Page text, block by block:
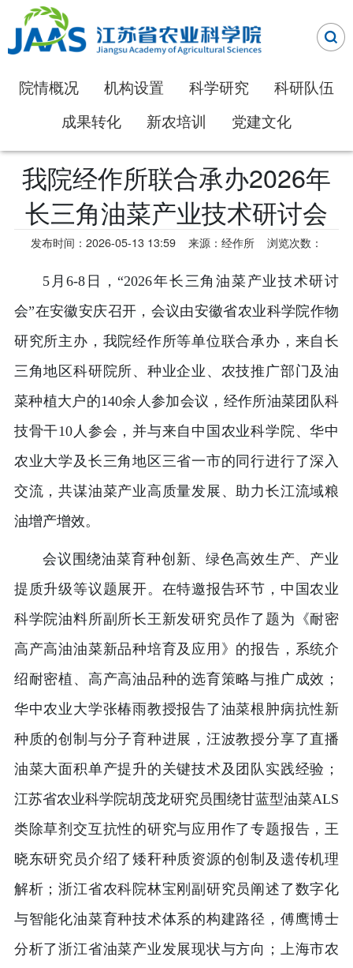
院情概况 机构设置 科学研究
科研队伍
成果转化
新农培训 党建文化
我院经作所联合承办2026年
长三角油菜产业技术研讨会
发布时间：2026-05-13 13:59 来源：经作所 浏览次数：
5月6-8日，“2026年长三角油菜产业技术研讨
会”在安徽安庆召开，会议由安徽省农业科学院作物
研究所主办，我院经作所等单位联合承办，来自长
三角地区科研院所、种业企业、农技推广部门及油
菜种植大户的140余人参加会议，经作所油菜团队科
技骨干10人参会，并与来自中国农业科学院、华中
农业大学及长三角地区三省一市的同行进行了深入
交流，共谋油菜产业高质量发展、助力长江流域粮
油增产增效。
会议围绕油菜育种创新、绿色高效生产、产业
提质升级等议题展开。在特邀报告环节，中国农业
科学院油料所副所长王新发研究员作了题为《耐密
高产高油油菜新品种培育及应用》的报告，系统介
绍耐密植、高产高油品种的选育策略与推广成效；
华中农业大学张椿雨教授报告了油菜根肿病抗性新
种质的创制与分子育种进展，汪波教授分享了直播
油菜大面积单产提升的关键技术及团队实践经验；
江苏省农业科学院胡茂龙研究员围绕甘蓝型油菜ALS
类除草剂交互抗性的研究与应用作了专题报告，王
晓东研究员介绍了矮秆种质资源的创制及遗传机理
解析；浙江省农科院林宝刚副研究员阐述了数字化
与智能化油菜育种技术体系的构建路径，傅鹰博士
分析了浙江省油菜产业发展现状与方向；上海市农